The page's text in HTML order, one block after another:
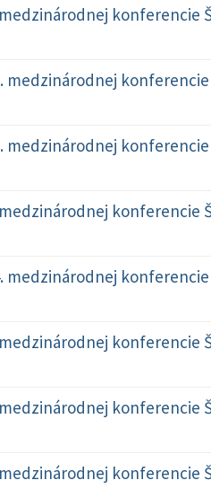
konferencie
medzinárodnej
medzinárodnej
konferencie
medzinárodnej
konferencie
konferencie
konferencie